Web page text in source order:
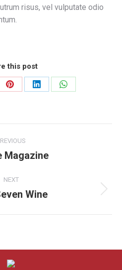
risus, vel vulputate odio
this post
Share
Share
Share
Previous
Magazine
NEXT
NextWine